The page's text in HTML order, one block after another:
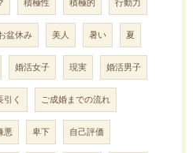
積極性 積極的 行動力
盆休み 美人 暑い 夏
婚活女子 現実 婚活男子
引く ご成婚までの流れ
悪 卑下 自己評価